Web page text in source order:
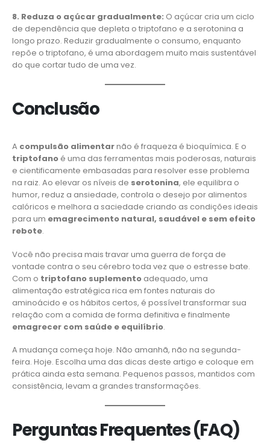
8. Reduza o açúcar gradualmente: O açúcar cria um ciclo
de dependência que depleta o triptofano e a serotonina a
longo prazo. Reduzir gradualmente o consumo, enquanto
repõe o triptofano, é uma abordagem muito mais sustentável
do que cortar tudo de uma vez.
Conclusão
A compulsão alimentarnão é fraqueza é bioquímica. E o
triptofano é uma das ferramentas mais poderosas, naturais
e cientificamente embasadas para resolver esse problema
na raiz. Ao elevar os níveis de serotonina, ele equilibra o
humor, reduz a ansiedade, controla o desejo por alimentos
calóricos e melhora a saciedade criando as condições ideais
para um emagrecimento natural, saudável e sem efeito
rebote.
Você não precisa mais travar uma guerra de força de
vontade contra o seu cérebro toda vez que o estresse bate.
Com o triptofano suplemento adequado, uma
alimentação estratégica rica em fontes naturais do
aminoácido e os hábitos certos, é possível transformar sua
relação com a comida de forma definitiva e finalmente
emagrecer com saúde e equilíbrio.
A mudança começa hoje. Não amanhã, não na segunda-
feira. Hoje. Escolha uma das dicas deste artigo e coloque em
prática ainda esta semana. Pequenos passos, mantidos com
consistência, levam a grandes transformações.
Perguntas Frequentes (FAQ)